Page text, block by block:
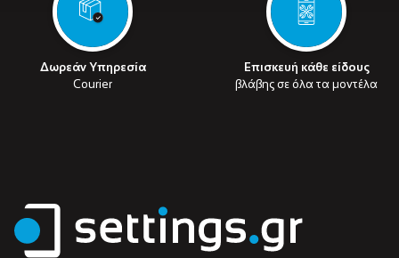
Δωρεάν Υπηρεσία
Courier
Επισκευή κάθε είδους
βλάβης σε όλα τα μοντέλα